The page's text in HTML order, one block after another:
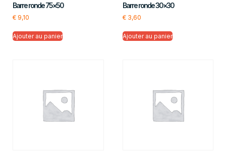
Barre ronde 75×50
€ 9,10
Ajouter au panier
Barre ronde 30×30
€3,60
Ajouter au panier